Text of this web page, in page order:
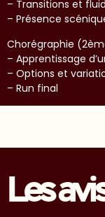
– Transitions et
– Présence
Chorégraphie
– Apprentissage
– Options et
– Run final
Les